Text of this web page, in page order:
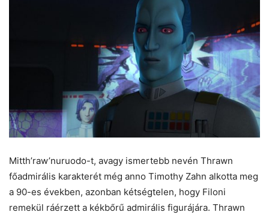
Mitth’raw’nuruodo-t, avagy ismertebb nevén Thrawn
főadmirális karakterét még anno Timothy Zahn alkotta meg
a 90-es években, azonban kétségtelen, hogy Filoni
remekül ráérzett a kékbőrű admirális figurájára. Thrawn